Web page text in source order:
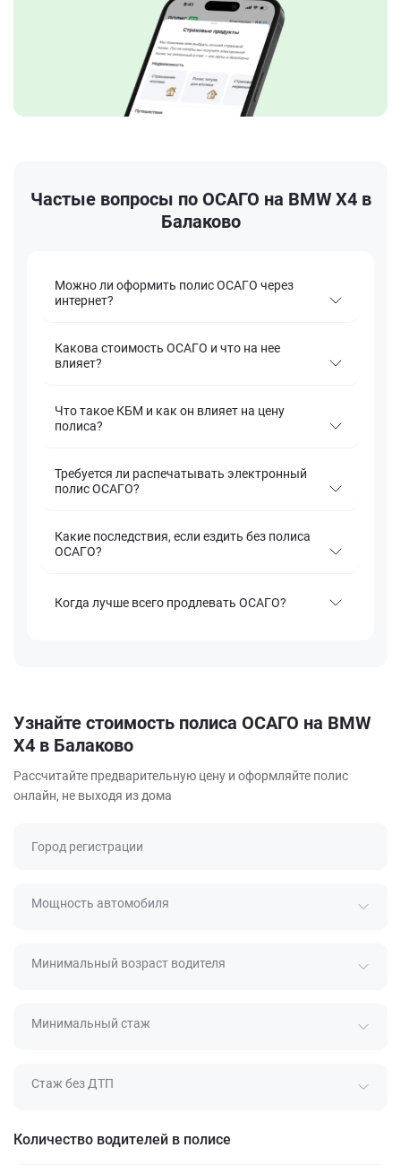
Частые вопросы по ОСАГО на BMW X4 в
Балаково
Можно ли оформить полис ОСАГО через
интернет?
Какова стоимость ОСАГО и что на нее
влияет?
Что такое КБМ и как он влияет на цену
полиса?
Требуется ли распечатывать электронный
полис ОСАГО?
Какие последствия, если ездить без полиса
ОСАГО?
Когда лучше всего продлевать ОСАГО?
Узнайте стоимость полиса ОСАГО на BMW
X4 в Балаково
Рассчитайте предварительную цену и оформляйте полис
онлайн, не выходя из дома
Город регистрации
Мощность автомобиля
Минимальный возраст водителя
Минимальный стаж
Стаж без ДТП
Количество водителей в полисе